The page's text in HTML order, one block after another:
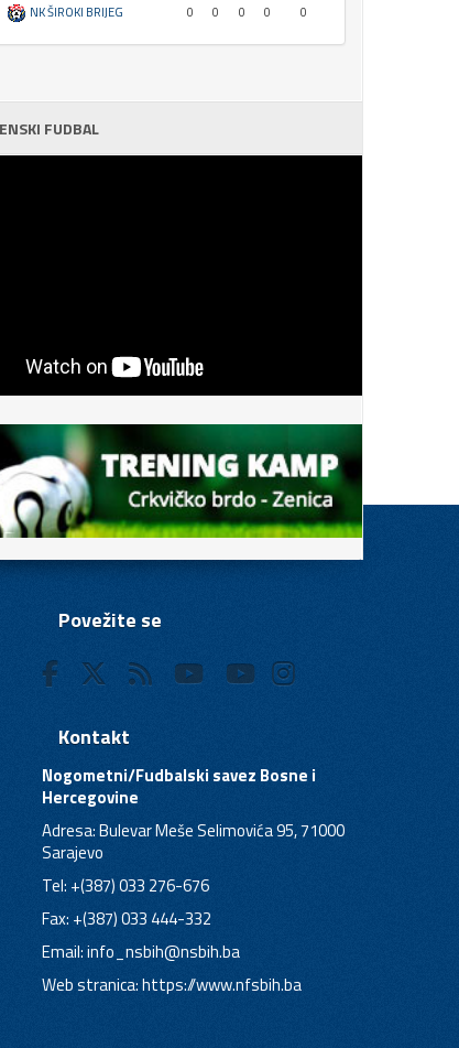
NK ŠIROKI BRIJEG 0 0 0 0 0
FUDBAL
Povežite se
Kontakt
Nogometni/Fudbalski savez Bosne i
Hercegovine
Adresa: Bulevar Meše Selimovića 95, 71000
Sarajevo
Tel: +(387) 033 276-676
Fax: +(387) 033 444-332
Email:info_nsbih@nsbih.ba
Web stranica: https://www.nfsbih.ba